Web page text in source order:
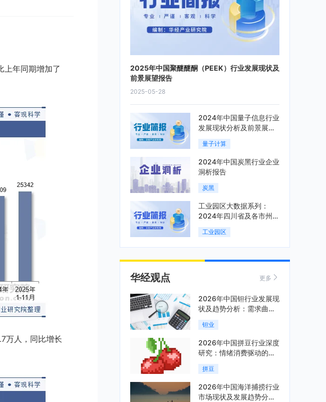
上年同期增加了
万人，同比增长
2025年中国聚醚醚酮（PEEK）行业发展现状及
前景展望报告
2025-05-28
2024年中国量子信息行业
发展现状分析及前景展望
报告
量子计算
2024年中国炭黑行业企业
洞析报告
炭黑
工业园区大数据系列：
2024年四川省及各市州工
业园区全景洞析报告
工业园区
华经观点 更多
2026年中国钽行业发展现
状及趋势分析：需求曲线
陡峭与供给曲线平缓的博
弈加剧「图」
钽业
2026年中国拼豆行业深度
研究：情绪消费驱动的新
兴手工赛道「图」
拼豆
2026年中国海洋捕捞行业
市场现状及发展趋势分